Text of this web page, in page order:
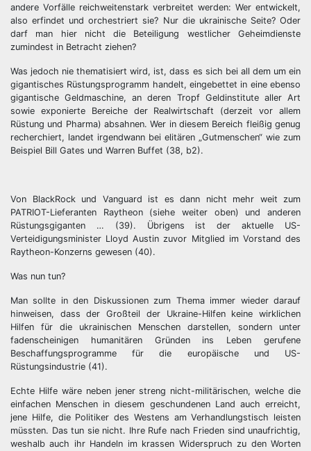
andere Vorfälle reichweitenstark verbreitet werden: Wer entwickelt,
also erfindet und orchestriert sie? Nur die ukrainische Seite? Oder
darf man hier nicht die Beteiligung westlicher Geheimdienste
zumindest in Betracht ziehen?
Was jedoch nie thematisiert wird, ist, dass es sich bei all dem um ein
gigantisches Rüstungsprogramm handelt, eingebettet in eine ebenso
gigantische Geldmaschine, an deren Tropf Geldinstitute aller Art
sowie exponierte Bereiche der Realwirtschaft (derzeit vor allem
Rüstung und Pharma) absahnen. Wer in diesem Bereich fleißig genug
recherchiert, landet irgendwann bei elitären „Gutmenschen“ wie zum
Beispiel Bill Gates und Warren Buffet (38, b2).
Von BlackRock und Vanguard ist es dann nicht mehr weit zum
PATRIOT-Lieferanten Raytheon (siehe weiter oben) und anderen
Rüstungsgiganten … (39). Übrigens ist der aktuelle US-
Verteidigungsminister Lloyd Austin zuvor Mitglied im Vorstand des
Raytheon-Konzerns gewesen (40).
Was nun tun?
Man sollte in den Diskussionen zum Thema immer wieder darauf
hinweisen, dass der Großteil der Ukraine-Hilfen keine wirklichen
Hilfen für die ukrainischen Menschen darstellen, sondern unter
fadenscheinigen humanitären Gründen ins Leben gerufene
Beschaffungsprogramme für die europäische und US-
Rüstungsindustrie (41).
Echte Hilfe wäre neben jener streng nicht-militärischen, welche die
einfachen Menschen in diesem geschundenen Land auch erreicht,
jene Hilfe, die Politiker des Westens am Verhandlungstisch leisten
müssten. Das tun sie nicht. Ihre Rufe nach Frieden sind unaufrichtig,
weshalb auch ihr Handeln im krassen Widerspruch zu den Worten